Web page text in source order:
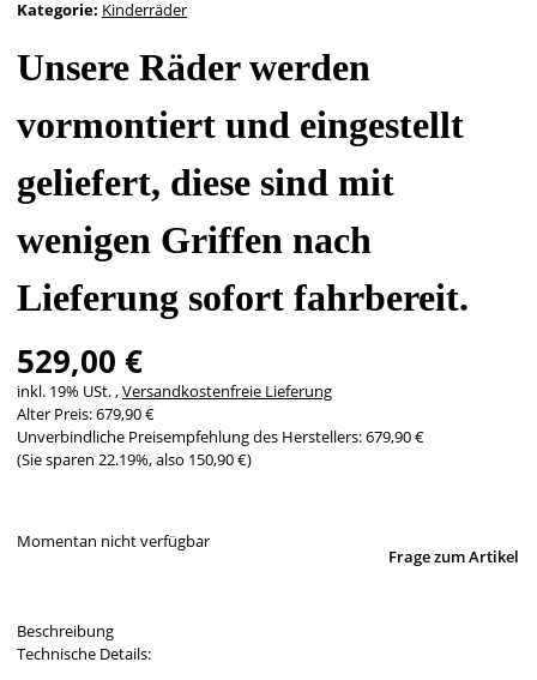
Kategorie: Kinderräder
Unsere Räder werden
vormontiert und eingestellt
geliefert, diese sind mit
wenigen Griffen nach
Lieferung sofort fahrbereit.
529,00 €
inkl. 19% USt. ,Versandkostenfreie Lieferung
Alter Preis: 679,90 €
Unverbindliche Preisempfehlung des Herstellers:679,90 €
(Sie sparen 22.19%, also 150,90 €)
Momentan nicht verfügbar
Frage zum Artikel
Beschreibung
Technische Details: